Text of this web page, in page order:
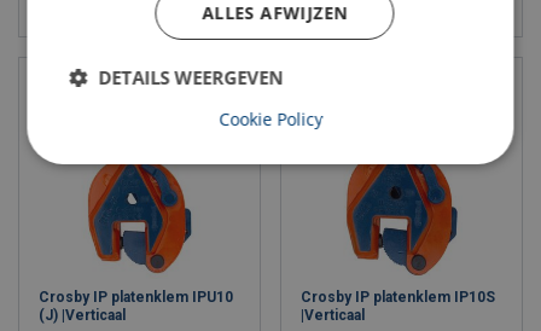
Crosby IP platenklem IPU10
(J) |Verticaal
Crosby IP platenklem IP10S
|Verticaal
ALLES AFWIJZEN
DETAILS WEERGEVEN
Cookie Policy